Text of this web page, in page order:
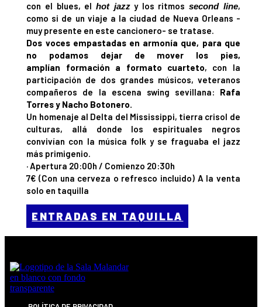
con el blues, el hot jazzy los ritmossecond line,
como si de un viaje a la ciudad de Nueva Orleans -
muy presente en este cancionero- se tratase.
Dos voces empastadas en armonía que, para que
no podamos dejar de mover los pies,
amplían formación a formato cuarteto, con la
participación de dos grandes músicos, veteranos
compañeros de la escena swing sevillana: Rafa
Torres y Nacho Botonero.
Un homenaje al Delta del Mississippi, tierra crisol de
culturas, allá donde los espirituales negros
convivían con la música folk y se fraguaba el jazz
más primigenio.
· Apertura 20:00h / Comienzo 20:30h
7€ (Con una cerveza o refresco incluido) A la venta
solo en taquilla
ENTRADAS EN TAQUILLA